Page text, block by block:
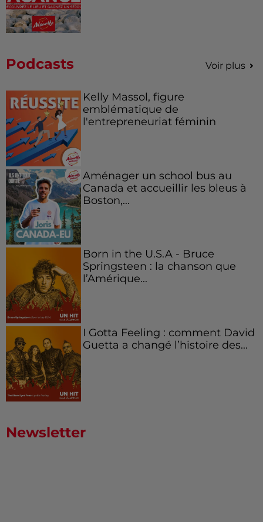
Podcasts Voir plus
Kelly Massol, figure
emblématique de
l'entrepreneuriat féminin
Aménager un school bus au
Canada et accueillir les bleus à
Boston,...
Born in the U.S.A - Bruce
Springsteen : la chanson que
l’Amérique...
I Gotta Feeling : comment David
Guetta a changé l’histoire des...
Newsletter